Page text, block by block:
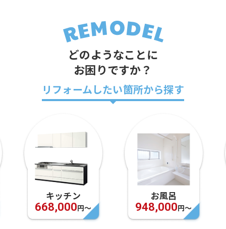
どのようなことに
お困りですか？
リフォームしたい箇所から探す
キッチン
668,000円〜
お風呂
948,000円〜